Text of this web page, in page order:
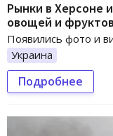
Рынки в Херсоне
овощей и фруктов
Появились фото и
Украина
Подробнее